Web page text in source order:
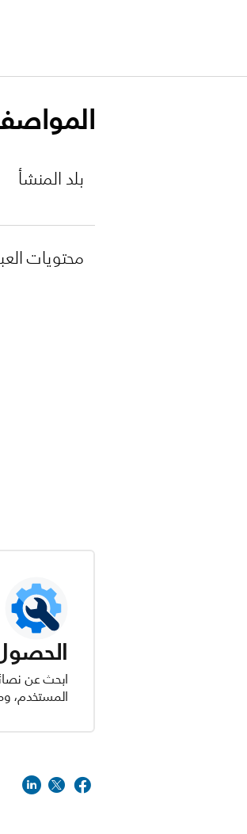
بلد المنشأ
محتويات
ابحث عن
المستخدم،